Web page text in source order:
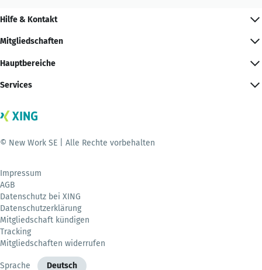
Hilfe & Kontakt
Mitgliedschaften
Hauptbereiche
Services
© New Work SE | Alle Rechte vorbehalten
Impressum
AGB
Datenschutz bei XING
Datenschutzerklärung
Mitgliedschaft kündigen
Tracking
Mitgliedschaften widerrufen
Sprache Deutsch